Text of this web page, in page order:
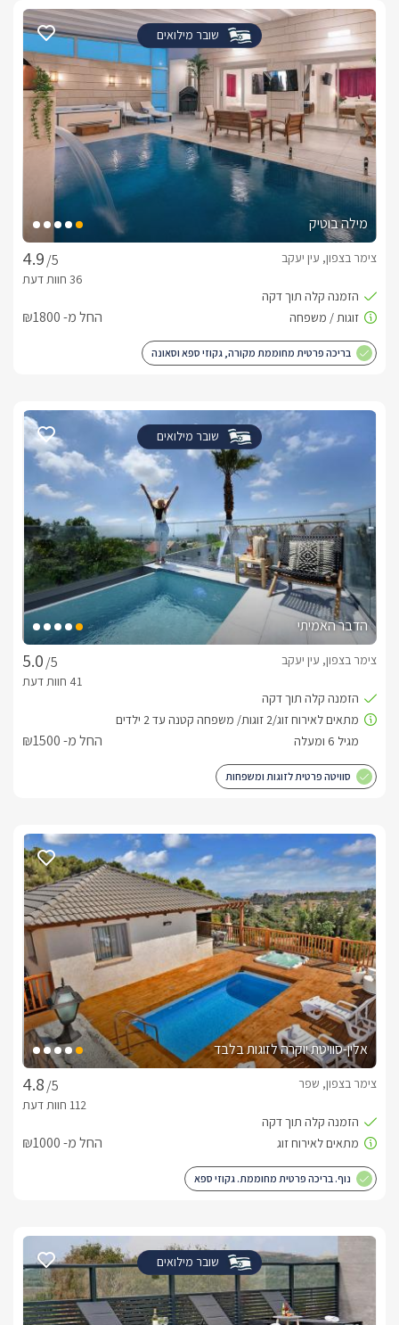
וחמימים.
דגשים על מקום האירוח
להשלמת חווית האירוח המושלמת כמו שסוויטת W שמה לנגד עיניה
לשירותכם מגוון ארוחות שף מיוחדות וארוחות בוקר הניתנות להזמנה
בכל שעה. בנוסף ניתן להתפנק בעיסוי מקצועי בהזמנה מראש.
אטרקציות לכל המשפחה
והקסומות, טיולי סוסים, אופניים, ג'יפים וטרקטורונים, קטיף פירות
עונתי, שמורת טבע ושלל אטרקציות באיזור.מושב נוף כנרת נמצא
בין צפת לראש פינה ונחשב למיקום אידיאלי עבור כל חובבי הטיולים
ושוחרי הרומנטיקה. מכאן תוכלו לצאת לנסיעה קצרצרה אל
שלל מסעדות ופאבים מעולים, מגוון טיולי סוסים, אופניים, ג'יפים
ועוד.
כלול באירוח
עם הגעתכם לסוויטה יחכו לכם שם מגוון פינוקים שווים כגון; בקבוק
האספרסו, שוקולדים טעימים, נעלי ספא, חלוקי רחצה, מייבש שיער
עם ילדים.
לצפייה במדיניות ותנאי הזמנה -לחצו כאן
לידיעתכם, הפרטים המוצגים באתר: התפוסה המחירים והמבצעים
מעודכנים ומאומתים. תוכלו לבדוק ולבצע הזמנה באהבה רבה ♥
לפרטים נוספים או שאלות אנחנו פה לשירותכם
בברכה, ניב/זלטה -
שובר מילואים
מילה בוטיק
/5
צימר בצפון, עין יעקב
החל מ- ₪1800
בריכה פרטית מחוממת מקורה, גקוזי ספא וסאונה
שובר מילואים
הדבר האמיתי
/5
צימר בצפון, עין יעקב
החל מ- ₪1500
סוויטה פרטית לזוגות ומשפחות
אלין-סוויטת יוקרה לזוגות בלבד
/5
צימר בצפון, שפר
החל מ- ₪1000
נוף. בריכה פרטית מחוממת. גקוזי ספא
שובר מילואים